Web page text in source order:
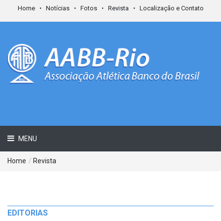
Home Notícias Fotos Revista Localização e Contato
MENU
Home / Revista
EDITORIAS